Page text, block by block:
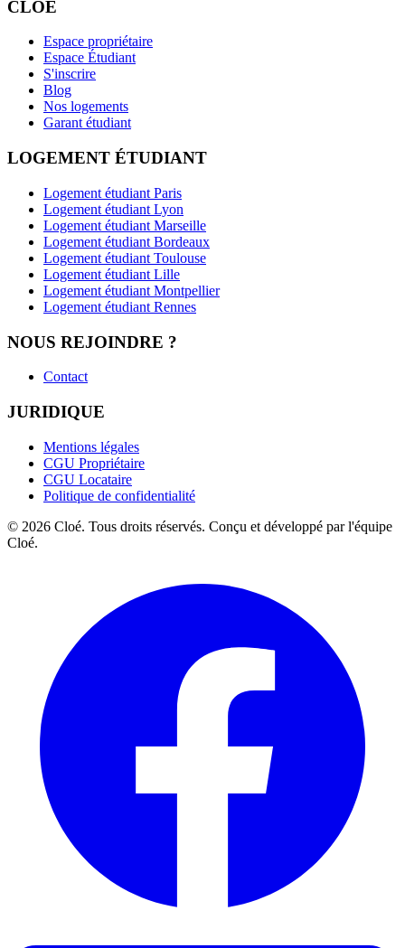
CLOÉ
Espace propriétaire
Espace Étudiant
S'inscrire
Blog
Nos logements
Garant étudiant
LOGEMENT ÉTUDIANT
Logement étudiant Paris
Logement étudiant Lyon
Logement étudiant Marseille
Logement étudiant Bordeaux
Logement étudiant Toulouse
Logement étudiant Lille
Logement étudiant Montpellier
Logement étudiant Rennes
NOUS REJOINDRE ?
Contact
JURIDIQUE
Mentions légales
CGU Propriétaire
CGU Locataire
Politique de confidentialité
© 2026 Cloé. Tous droits réservés. Conçu et développé par l'équipe
Cloé.